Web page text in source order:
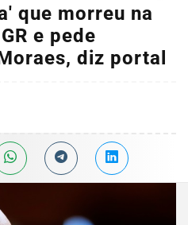
que morreu na
e pede
diz portal